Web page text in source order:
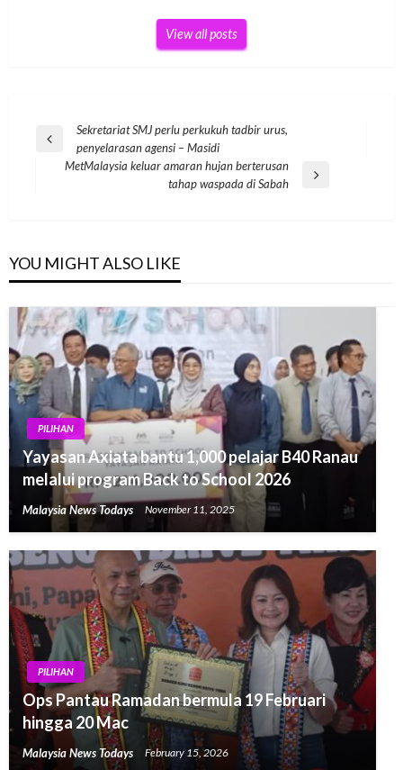
View all posts
Post
navigation
Previous
Sekretariat SMJ perlu perkukuh tadbir urus,
penyelarasan agensi – Masidi
MetMalaysia keluar amaran hujan berterusan
tahap waspada di Sabah
YOU MIGHT ALSO LIKE
PILIHAN
Yayasan Axiata bantu 1,000 pelajar B40 Ranau
melalui program Back to School 2026
Malaysia News Todays November 11, 2025
PILIHAN
Ops Pantau Ramadan bermula 19 Februari
hingga 20 Mac
Malaysia News Todays February 15, 2026